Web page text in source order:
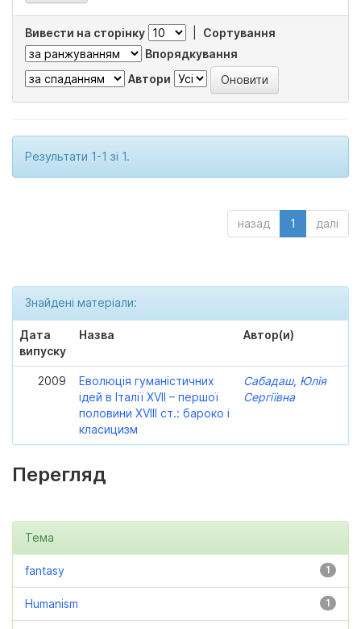
Вивести на сторінку
Сортування
Впорядкування
Автори
Результати 1-1 зі 1.
назад 1 далі
Знайдені матеріали:
Дата
випуску
Назва Автор(и)
2009
Еволюція гуманістичних
ідей в Італії XVII – першої
половини XVIII ст.: бароко і
класицизм
Сабадаш, Юлія
Сергіївна
Перегляд
Тема
1
fantasy
1
Humanism